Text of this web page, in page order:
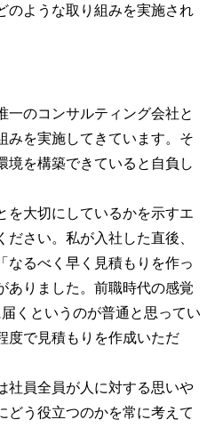
のような取り組みを実施され
一のコンサルティング会社と
みを実施してきています。そ
境を構築できていると自負し
を大切にしているかを示すエ
さい。私が入社した直後、
なるべく早く見積もりを作っ
ありました。前職時代の感覚
くというのが普通と思ってい
度で見積もりを作成いただ
社員全員が人に対する思いや
どう役立つのかを常に考えて